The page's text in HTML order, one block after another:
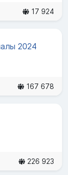
17 924
2024
167 678
226 923